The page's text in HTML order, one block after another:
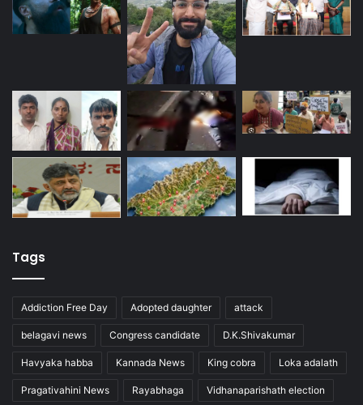
Tags
Addiction Free Day Adopted daughter attack
belagavi news Congress candidate D.K.Shivakumar
Havyaka habba Kannada News King cobra Loka adalath
Pragativahini News Rayabhaga Vidhanaparishath election